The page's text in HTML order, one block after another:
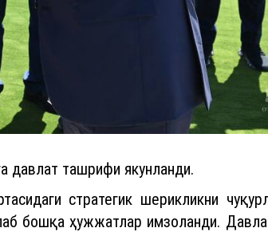
давлат ташрифи якунланди.
стратегик шерикликни
бошқа ҳужжатлар имзоланди.